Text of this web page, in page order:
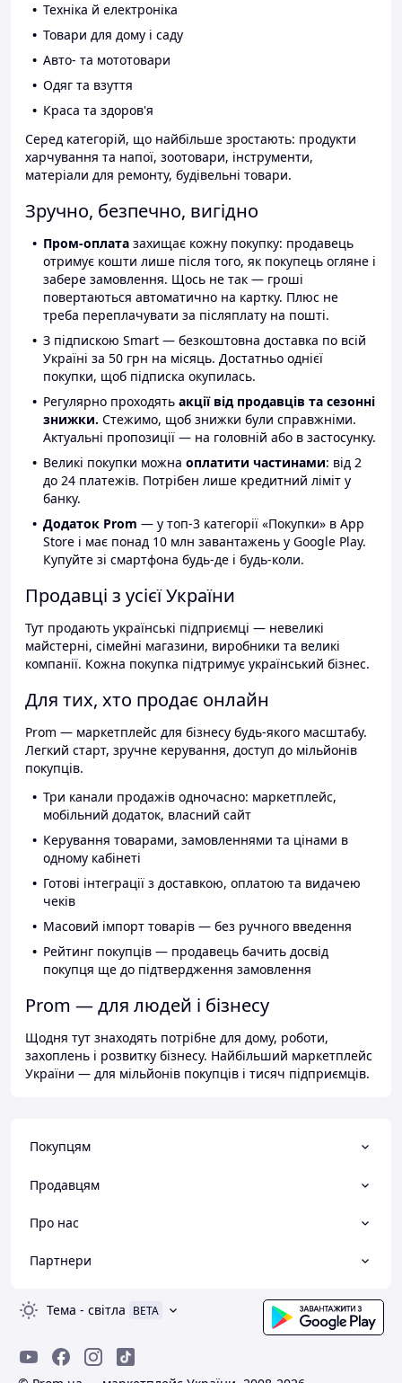
Техніка й електроніка
Товари для дому і саду
Авто- та мототовари
Одяг та взуття
Краса та здоров'я
Серед категорій, що найбільше зростають: продукти
харчування та напої, зоотовари, інструменти,
матеріали для ремонту, будівельні товари.
Зручно, безпечно, вигідно
Пром-оплата захищає кожну покупку: продавець
отримує кошти лише після того, як покупець огляне і
забере замовлення. Щось не так — гроші
повертаються автоматично на картку. Плюс не
треба переплачувати за післяплату на пошті.
З підпискою Smart — безкоштовна доставка по всій
Україні за 50 грн на місяць. Достатньо однієї
покупки, щоб підписка окупилась.
Регулярно проходять акції від продавців та сезонні
знижки. Стежимо, щоб знижки були справжніми.
Актуальні пропозиції — на головній або в застосунку.
Великі покупки можна оплатити частинами: від 2
до 24 платежів. Потрібен лише кредитний ліміт у
банку.
Додаток Prom — у топ-3 категорії «Покупки» в App
Store і має понад 10 млн завантажень у Google Play.
Купуйте зі смартфона будь-де і будь-коли.
Продавці з усієї України
Тут продають українські підприємці — невеликі
майстерні, сімейні магазини, виробники та великі
компанії. Кожна покупка підтримує український бізнес.
Для тих, хто продає онлайн
Prom — маркетплейс для бізнесу будь-якого масштабу.
Легкий старт, зручне керування, доступ до мільйонів
покупців.
Три канали продажів одночасно: маркетплейс,
мобільний додаток, власний сайт
Керування товарами, замовленнями та цінами в
одному кабінеті
Готові інтеграції з доставкою, оплатою та видачею
чеків
Масовий імпорт товарів — без ручного введення
Рейтинг покупців — продавець бачить досвід
покупця ще до підтвердження замовлення
Prom — для людей і бізнесу
Щодня тут знаходять потрібне для дому, роботи,
захоплень і розвитку бізнесу. Найбільший маркетплейс
України — для мільйонів покупців і тисяч підприємців.
Покупцям
Продавцям
Про нас
Партнери
Тема - світла BETA